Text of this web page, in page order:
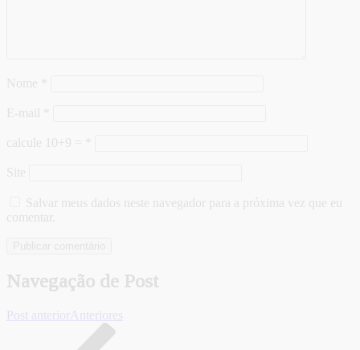
Nome
E-mail
calcule 10+9 =
Site
Salvar meus dados neste navegador para a próxima vez que eu
comentar.
Navegação de Post
Post anterior Anteriores